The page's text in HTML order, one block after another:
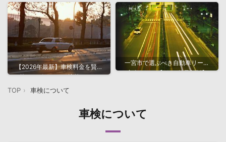
全な移動を実現するポイントと
は
イド
【2026年最新】車検料金を賢く
抑えるポイントと比較ガイド
一宮市で選ぶべき自動車リース
完全ガイド【2026年最新版】
TOP 車検について
車検について